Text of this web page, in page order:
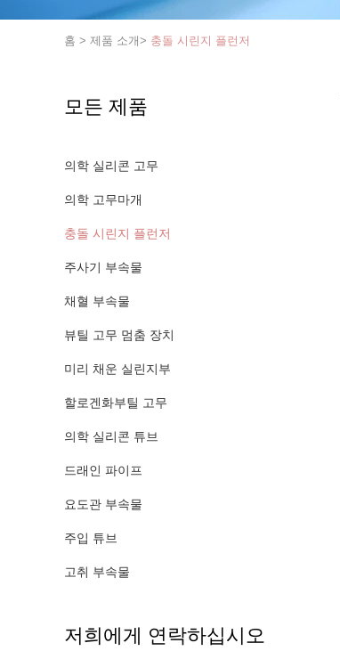
홈 > 제품 소개> 충돌 시린지 플런저
모든 제품
의학 실리콘 고무
의학 고무마개
충돌 시린지 플런저
주사기 부속물
채혈 부속물
뷰틸 고무 멈춤 장치
미리 채운 실린지부
할로겐화부틸 고무
의학 실리콘 튜브
드래인 파이프
요도관 부속물
주입 튜브
고취 부속물
저희에게 연락하십시오